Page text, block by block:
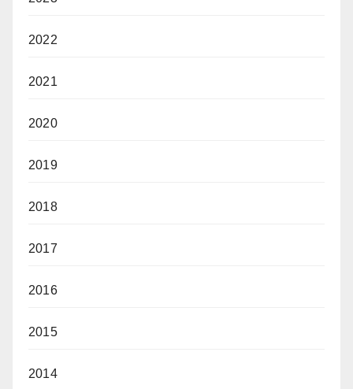
2022
2021
2020
2019
2018
2017
2016
2015
2014